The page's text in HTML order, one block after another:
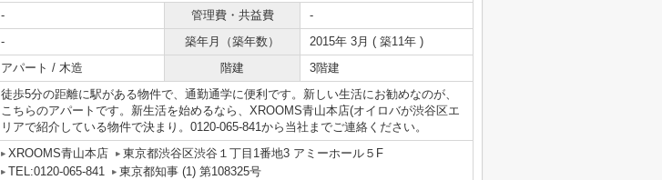
- 管理費・共益費
-
- 築年月（築年数）
2015年 3月 ( 築11年 )
アパート / 木造 階建 3階建
徒歩5分の距離に駅がある物件で、通勤通学に便利です。新しい生活にお勧めなのが、
こちらのアパートです。新生活を始めるなら、XROOMS青山本店(オイロバが渋谷区エ
リアで紹介している物件で決まり。0120-065-841から当社までご連絡ください。
XROOMS青山本店
東京都渋谷区渋谷１丁目1番地3 アミーホール５F
TEL:0120-065-841
東京都知事 (1) 第108325号